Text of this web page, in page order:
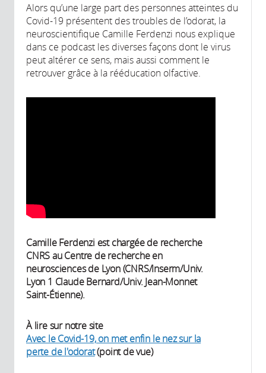
Alors qu’une large part des personnes atteintes du
Covid-19 présentent des troubles de l’odorat, la
neuroscientifique Camille Ferdenzi nous explique
dans ce podcast les diverses façons dont le virus
peut altérer ce sens, mais aussi comment le
retrouver grâce à la rééducation olfactive.
Camille Ferdenzi est chargée de recherche
CNRS au Centre de recherche en
neurosciences de Lyon (CNRS/Inserm/Univ.
Lyon 1 Claude Bernard/Univ. Jean-Monnet
Saint-Étienne).
À lire sur notre site
Avec le Covid-19, on met enfin le nez sur la
perte de l'odorat(point de vue)